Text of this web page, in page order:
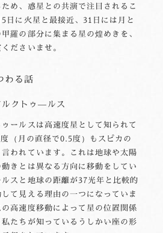
め、惑星との共演で注目されるこ
日に火星と最接近、31日には月と
羅の部分に集まる星の煌めきを、
ださいませ。
わる話
ルクトゥ―ルス
ールスは高速度星として知られて
（月の直径で0.5度）もスピカの
われています。これは地球や太陽
きとは異なる方向に移動をしてい
スと地球の距離が37光年と比較的
て見える理由の一つになっていま
高速度移動によって星の位置関係
たちが知っているうしかい座の形